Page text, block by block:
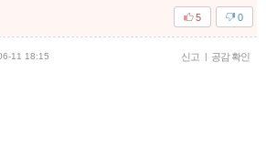
0
5
11 18:15 신고 | 공감 확인